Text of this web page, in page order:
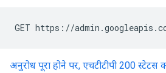
GET https://
अनुरोध पूरा होने पर, एचटीटीपी 200